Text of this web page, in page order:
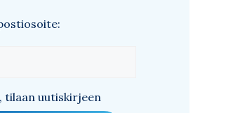
tilaan uutiskirjeen